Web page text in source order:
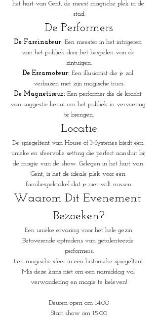
het hart van Gent, de meest magische plek in de
stad.
De Performers
De Fascinateur: Een meester in het intrigeren
van het publiek door het bespelen van de
zintuigen.
De Escamoteur: Een illusionist die je zal
verbazen met zijn magische trucs.
De Magnetiseur: Een performer die de kracht
van suggestie benut om het publiek in vervoering
te brengen.
Locatie
De spiegeltent van House of Mysteries biedt een
unieke en sfeervolle setting die perfect aansluit bij
de magie van de show. Gelegen in het hart van
Gent, is het de ideale plek voor een
familiespektakel dat je niet wilt missen.
Waarom Dit Evenement
Bezoeken?
Een unieke ervaring voor het hele gezin.
Betoverende optredens van getalenteerde
performers.
Een magische sfeer in een historische spiegeltent.
Mis deze kans niet om een namiddag vol
verwondering en magie te beleven!
Deuren open om 14:00
Start show om 15:00